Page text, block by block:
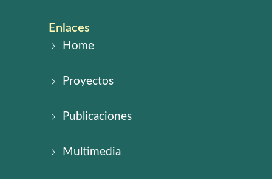
Enlaces
Home
Proyectos
Publicaciones
Multimedia